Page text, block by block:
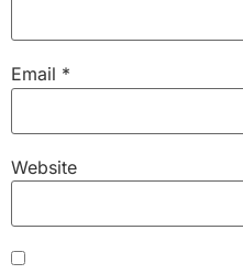
Email *
Website